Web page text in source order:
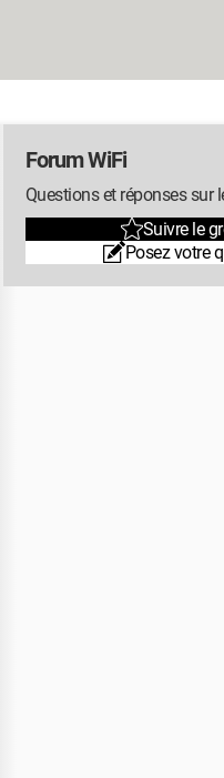
Forum WiFi
Questions et réponses sur
Suivre le
Posez votre